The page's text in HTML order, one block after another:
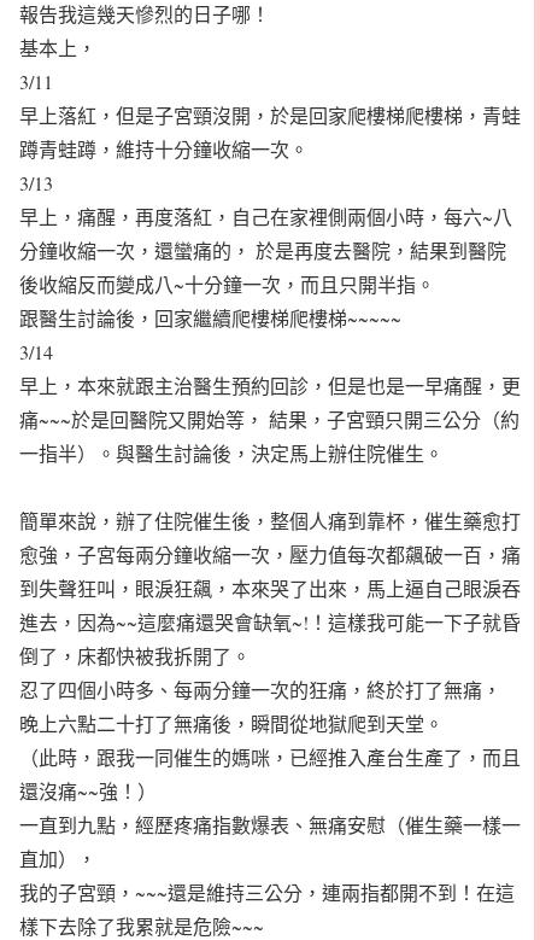
報告我這幾天慘烈的日子哪！
基本上，
3/11
早上落紅，但是子宮頸沒開，於是回家爬樓梯爬樓梯，青蛙
蹲青蛙蹲，維持十分鐘收縮一次。
3/13
早上，痛醒，再度落紅，自己在家裡側兩個小時，每六~八
分鐘收縮一次，還蠻痛的， 於是再度去醫院，結果到醫院
後收縮反而變成八~十分鐘一次，而且只開半指。
跟醫生討論後，回家繼續爬樓梯爬樓梯~~~~~
3/14
早上，本來就跟主治醫生預約回診，但是也是一早痛醒，更
痛~~~於是回醫院又開始等， 結果，子宮頸只開三公分（約
一指半）。與醫生討論後，決定馬上辦住院催生。
簡單來說，辦了住院催生後，整個人痛到靠杯，催生藥愈打
愈強，子宮每兩分鐘收縮一次，壓力值每次都飆破一百，痛
到失聲狂叫，眼淚狂飆，本來哭了出來，馬上逼自己眼淚吞
進去，因為~~這麼痛還哭會缺氧~!！這樣我可能一下子就昏
倒了，床都快被我拆開了。
忍了四個小時多、每兩分鐘一次的狂痛，終於打了無痛，
晚上六點二十打了無痛後，瞬間從地獄爬到天堂。
（此時，跟我一同催生的媽咪，已經推入產台生產了，而且
還沒痛~~強！）
一直到九點，經歷疼痛指數爆表、無痛安慰（催生藥一樣一
直加），
我的子宮頸，~~~還是維持三公分，連兩指都開不到！在這
樣下去除了我累就是危險~~~